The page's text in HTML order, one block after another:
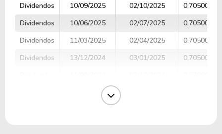
Dividendos
10/09/2025 02/10/2025
0,70500000
Dividendos
10/06/2025 02/07/2025
0,70500000
Dividendos
11/03/2025 02/04/2025
0,70500000
Dividendos
13/12/2024 03/01/2025
0,70500000
11/06/2024